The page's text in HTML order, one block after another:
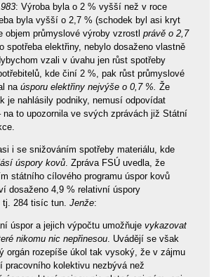
: Výroba byla o 2 % vyšší než v roce
byla vyšší o 2,7 % (schodek byl asi kryt
objem průmyslové výroby vzrostl právě o 2,7
spotřeba elektřiny, nebylo dosaženo vlastně
vzali v úvahu jen růst spotřeby
kde činí 2 %, pak růst průmyslové
na úsporu elektřiny nejvýše o 0,7 %. Že
je nahlásily podniky, nemusí odpovídat
na to upozornila ve svých zprávách již Státní
i se snižováním spotřeby materiálu, kde
úspory kovů. Zpráva FSÚ uvedla, že
státního cílového programu úspor kovů
dosaženo 4,9 % relativní úspory
tj. 284 tisíc tun. Jenže:
úspor a jejich výpočtu umožňuje vykazovat
nikomu nic nepřinesou. Uvádějí se však
orgán rozepíše úkol tak vysoký, že v zájmu
pracovního kolektivu nezbývá než